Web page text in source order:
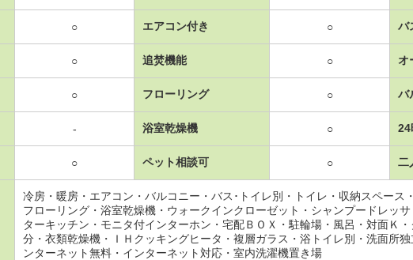
○ エアコン付き ○ バ
○ 追焚機能 ○ オ
○ フローリング ○ バ
- 浴室乾燥機 ○ 24
○ ペット相談可 ○ 二
冷房・暖房・エアコン・バルコニー・バス･トイレ別・トイレ・収納スペース
フローリング・浴室乾燥機・ウォークインクローゼット・シャンプードレッ
ターキッチン・モニタ付インターホン・宅配ＢＯＸ・駐輪場・風呂・対面Ｋ
分・衣類乾燥機・ＩＨクッキングヒータ・複層ガラス・浴トイレ別・洗面所
ンターネット無料・インターネット対応・室内洗濯機置き場